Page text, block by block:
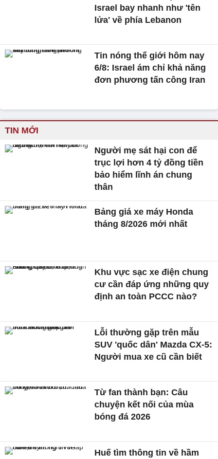
Israel bay nhanh như 'tên
lửa' về phía Lebanon
Tin nóng thế giới hôm nay
6/8: Israel ám chỉ khả năng
đơn phương tấn công Iran
TIN MỚI
Người mẹ sát hại con để
trục lợi hơn 4 tỷ đồng tiền
bảo hiểm lĩnh án chung
thân
Bảng giá xe máy Honda
tháng 8/2026 mới nhất
Khu vực sạc xe điện chung
cư cần đáp ứng những quy
định an toàn PCCC nào?
Lỗi thường gặp trên mẫu
SUV 'quốc dân' Mazda CX-5:
Người mua xe cũ cần biết
Từ fan thành bạn: Câu
chuyện kết nối của mùa
bóng đá 2026
Huế tìm thông tin về hầm